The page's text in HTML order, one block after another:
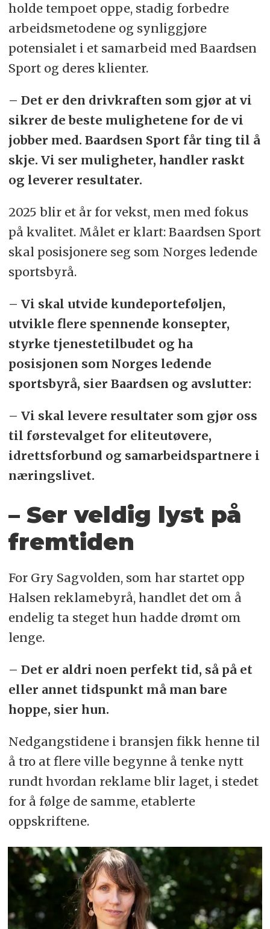
holde tempoet oppe, stadig forbedre
arbeidsmetodene og synliggjøre
potensialet i et samarbeid med Baardsen
Sport og deres klienter.
– Det er den drivkraften som gjør at vi
sikrer de beste mulighetene for de vi
jobber med. Baardsen Sport får ting til å
skje. Vi ser muligheter, handler raskt
og leverer resultater.
2025 blir et år for vekst, men med fokus
på kvalitet. Målet er klart: Baardsen Sport
skal posisjonere seg som Norges ledende
sportsbyrå.
– Vi skal utvide kundeporteføljen,
utvikle flere spennende konsepter,
styrke tjenestetilbudet og ha
posisjonen som Norges ledende
sportsbyrå, sier Baardsen og avslutter:
– Vi skal levere resultater som gjør oss
til førstevalget for eliteutøvere,
idrettsforbund og samarbeidspartnere i
næringslivet.
– Ser veldig lyst på
fremtiden
For Gry Sagvolden, som har startet opp
Halsen reklamebyrå, handlet det om å
endelig ta steget hun hadde drømt om
lenge.
– Det er aldri noen perfekt tid, så på et
eller annet tidspunkt må man bare
hoppe, sier hun.
Nedgangstidene i bransjen fikk henne til
å tro at flere ville begynne å tenke nytt
rundt hvordan reklame blir laget, i stedet
for å følge de samme, etablerte
oppskriftene.